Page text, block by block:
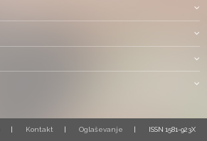
Kontakt Oglaševanje ISSN 1581-923X